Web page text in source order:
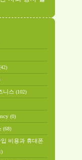
니스 (102)
(0)
(68)
비용과 휴대폰